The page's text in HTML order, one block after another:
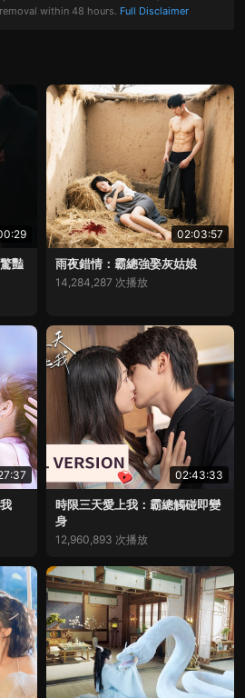
within 48 hours. Full Disclaimer
豔
02:03:57
雨夜錯情：霸總強娶灰姑娘
14,284,287 次播放
02:43:33
時限三天愛上我：霸總觸碰即變
身
12,960,893 次播放